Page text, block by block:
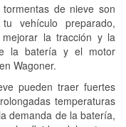
de nieve son
vehículo preparado,
la tracción y la
la batería y el motor
Wagoner.
pueden traer fuertes
temperaturas
demanda de la batería,
faros